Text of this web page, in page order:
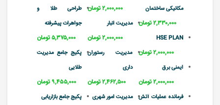
مکانیکی ساختمان
۲,۳۳۰,۰۰۰ تومان
HSE PLAN
۲,۰۰۰,۰۰۰ تومان
ایمنی برق
۲,۰۰۰,۰۰۰ تومان
فرمانده عملیات آتش
۲,۰۰۰,۰۰۰ تومان
مدیریت انبار
۲,۰۰۰,۰۰۰ تومان
مدیریت رستوران
داری
۲,۴۶۲,۵۰۰ تومان
مدیریت امور شهری
طراحی طلا و
جواهرات پیشرفته
۵,۳۷۵,۰۰۰ تومان
پکیج جامع مدیریت
طلایی
۹,۴۵۵,۰۰۰ تومان
پکیج جامع بازاریابی